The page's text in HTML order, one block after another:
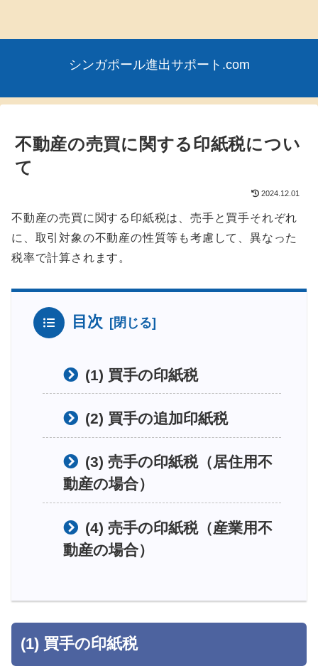
シンガポール進出サポート.com
不動産の売買に関する印紙税につい
て
2024.12.01
不動産の売買に関する印紙税は、売手と買手それぞれ
に、取引対象の不動産の性質等も考慮して、異なった
税率で計算されます。
目次
(1) 買手の印紙税
(2) 買手の追加印紙税
(3) 売手の印紙税（居住用不
動産の場合）
(4) 売手の印紙税（産業用不
動産の場合）
(1) 買手の印紙税